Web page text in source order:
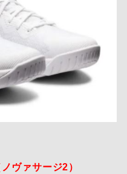
ヴァサージ2）